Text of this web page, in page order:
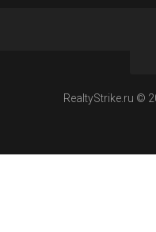
RealtyStrike.ru ©